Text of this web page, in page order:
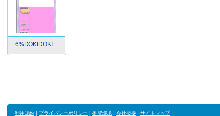
6%DOKIDOKI ...
利用規約 | プライバシーポリシー | 推奨環境 | 会社概要 | サイトマップ